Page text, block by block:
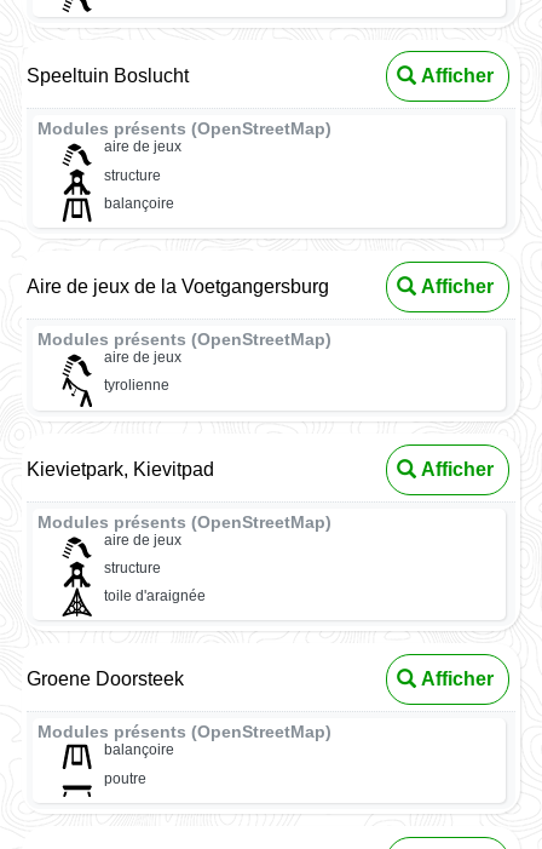
Speeltuin Boslucht Afficher
Modules présents (OpenStreetMap)
aire de jeux
structure
balançoire
Aire de jeux de la Voetgangersburg Afficher
Modules présents (OpenStreetMap)
aire de jeux
tyrolienne
Kievietpark, Kievitpad Afficher
Modules présents (OpenStreetMap)
aire de jeux
structure
toile d'araignée
Groene Doorsteek Afficher
Modules présents (OpenStreetMap)
balançoire
poutre